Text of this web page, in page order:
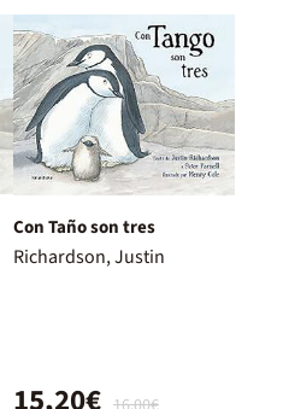
Con Taño son tres
Richardson, Justin